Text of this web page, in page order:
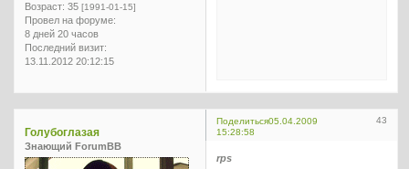
Возраст: 35 [1991-01-15]
Провел на форуме:
8 дней 20 часов
Последний визит:
13.11.2012 20:12:15
Поделиться 43
05.04.2009
15:28:58
Голубоглазая
Знающий ForumBB
rps